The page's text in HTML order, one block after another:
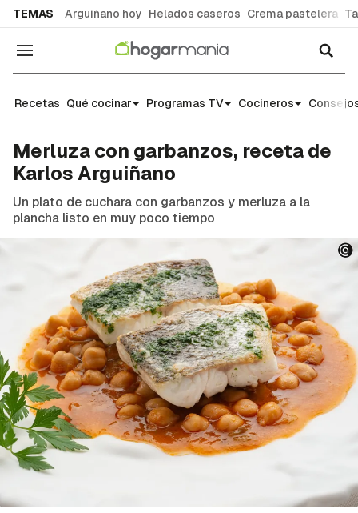
TEMAS Arguiñano hoy Helados caseros Crema pastelera
Navegación
Recetas
Recetas Qué cocinar Programas TV Cocineros
Merluza con garbanzos, receta de
Karlos Arguiñano
Un plato de cuchara con garbanzos y merluza a la
plancha listo en muy poco tiempo